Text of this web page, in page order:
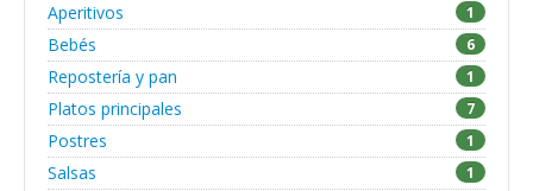
Aperitivos 1
Bebés 6
Repostería y pan 1
Platos principales 7
Postres 1
Salsas 1